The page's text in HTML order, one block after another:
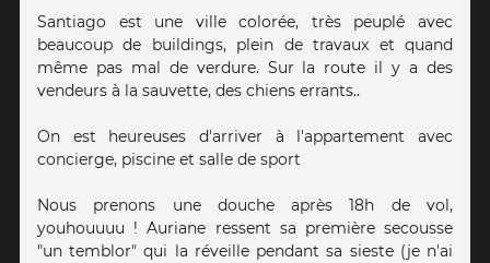
Santiago est une ville colorée, très peuplé avec
beaucoup de buildings, plein de travaux et quand
même pas mal de verdure. Sur la route il y a des
vendeurs à la sauvette, des chiens errants..
On est heureuses d'arriver à l'appartement avec
concierge, piscine et salle de sport
Nous prenons une douche après 18h de vol,
youhouuuu ! Auriane ressent sa première secousse
"un temblor" qui la réveille pendant sa sieste (je n'ai